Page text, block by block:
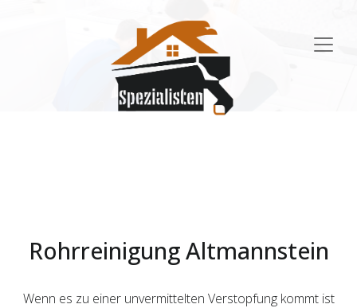
Rohrreinigung Altmannstein
Wenn es zu einer unvermittelten Verstopfung kommt ist